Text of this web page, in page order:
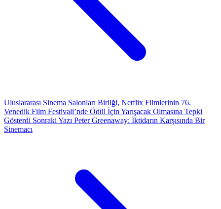
Uluslararası Sinema Salonları Birliği, Netflix Filmlerinin 76.
Venedik Film Festivali’nde Ödül İçin Yarışacak Olmasına Tepki
Gösterdi Sonraki Yazı Peter Greenaway: İktidarın Karşısında Bir
Sinemacı